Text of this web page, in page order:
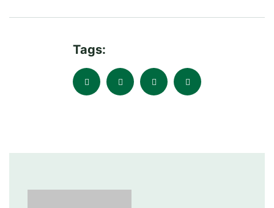
Tags: